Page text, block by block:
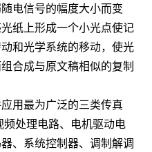
电信号的幅度大小而变
纸上形成一个小光点使记
和光学系统的移动，使光
合成与原文稿相似的复制
用最为广泛的三类传真
处理电路、电机驱动电
、系统控制器、调制解调